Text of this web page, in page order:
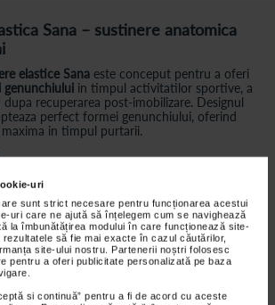
uri
sunt strict necesare pentru funcționarea acestui
uri care ne ajută să înțelegem cum se navighează
la îmbunătățirea modului în care funcționează site-
să fie mai exacte în cazul căutărilor,
site-ului nostru. Partenerii noștri folosesc
pentru a oferi publicitate personalizată pe baza
si continuă” pentru a fi de acord cu aceste
Sana – sustinere anatomica
elastice Sana este conceput pentru a oferi
genunchiului in timpul activitatilor sportive, a
recuperarea post-imobilizare. Designul
perfect formei genunchiului, oferind
in timpul purtarii.
sportive
aparatului gipsat (post imobilizare)
de frig